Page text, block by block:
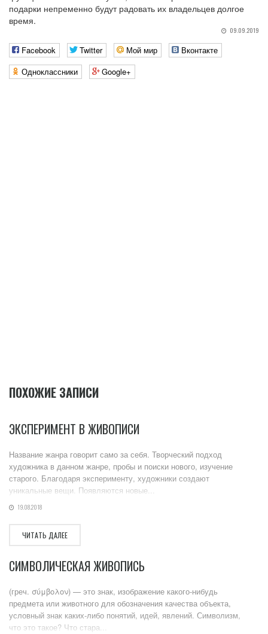
подарки непременно будут радовать их владельцев долгое
время.
09.09.2019
Facebook Twitter Мой мир
Вконтакте
Одноклассники
Google+
ПОХОЖИЕ ЗАПИСИ
ЭКСПЕРИМЕНТ В ЖИВОПИСИ
Название жанра говорит само за себя. Творческий подход
художника в данном жанре, пробы и поиски нового, изучение
старого. Благодаря эксперименту, художники создают
уникальные вещи. Появляются новые...
19.08.2018
ЧИТАТЬ ДАЛЕЕ
СИМВОЛИЧЕСКАЯ ЖИВОПИСЬ
(греч. σύμβολον) — это знак, изображение какого-нибудь
предмета или животного для обозначения качества объекта,
условный знак каких-либо понятий, идей, явлений. Символизм,
что это такое? Что стара...